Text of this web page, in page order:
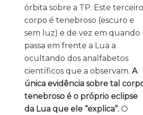
órbita sobre a TP. Este terceiro
corpo é tenebroso (escuro e
sem luz) e de vez em quando
passa em frente a Lua a
ocultando dos analfabetos
científicos que a observam. A
única evidência sobre tal
tenebroso é o próprio eclipse
da Lua que ele “explica”. O